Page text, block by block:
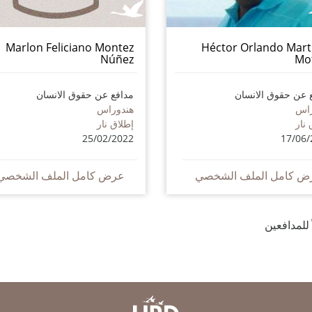
Héctor Orlando
عن حقوق الانسان
17/
كامل الملف الشخصي
Marlon Feliciano Montez
Núñez
مدافع عن حقوق الانسان
هندوراس
إطلاق نار
25/02/2022
عرض كامل الملف